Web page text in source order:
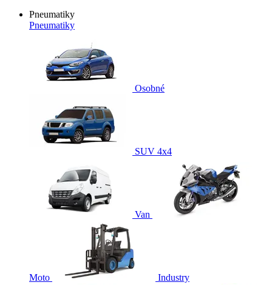
Pneumatiky
Pneumatiky
Osobné
SUV 4x4
Van
Moto Industry